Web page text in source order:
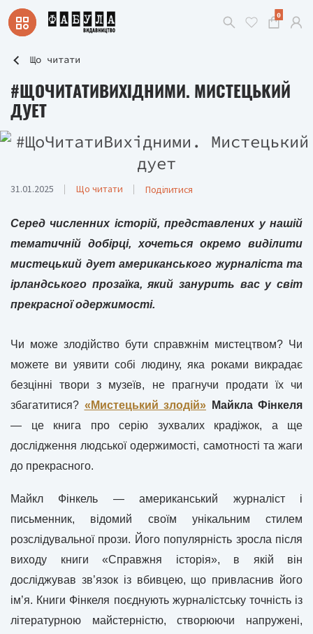
0
Що читати
#ЩОЧИТАТИВИХІДНИМИ. МИСТЕЦЬКИЙ
ДУЕТ
31.01.2025 Що читати Поділитися
Серед численних історій, представлених у нашій
тематичній добірці, хочеться окремо виділити
мистецький дует американського журналіста та
ірландського прозаїка, який занурить вас у світ
прекрасної одержимості.
Чи може злодійство бути справжнім мистецтвом? Чи
можете ви уявити собі людину, яка роками викрадає
безцінні твори з музеїв, не прагнучи продати їх чи
збагатитися? «Мистецький злодій»
Майкла Фінкеля
— це книга про серію зухвалих крадіжок, а ще
дослідження людської одержимості, самотності та жаги
до прекрасного.
Майкл Фінкель — американський журналіст і
письменник, відомий своїм унікальним стилем
розслідувальної прози. Його популярність зросла після
виходу книги «Справжня історія», в якій він
досліджував зв’язок із вбивцею, що привласнив його
ім’я. Книги Фінкеля поєднують журналістську точність із
літературною майстерністю, створюючи напружені,